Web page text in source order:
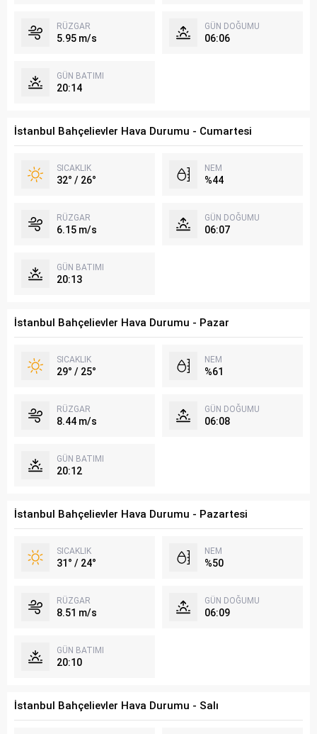
RÜZGAR
5.95 m/s
GÜN DOĞUMU
06:06
GÜN BATIMI
20:14
İstanbul Bahçelievler Hava Durumu - Cumartesi
SICAKLIK
32° / 26°
NEM
%44
RÜZGAR
6.15 m/s
GÜN DOĞUMU
06:07
GÜN BATIMI
20:13
İstanbul Bahçelievler Hava Durumu - Pazar
SICAKLIK
29° / 25°
NEM
%61
RÜZGAR
8.44 m/s
GÜN DOĞUMU
06:08
GÜN BATIMI
20:12
İstanbul Bahçelievler Hava Durumu - Pazartesi
SICAKLIK
31° / 24°
NEM
%50
RÜZGAR
8.51 m/s
GÜN DOĞUMU
06:09
GÜN BATIMI
20:10
İstanbul Bahçelievler Hava Durumu - Salı